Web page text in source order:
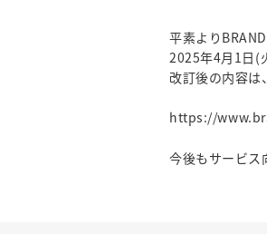
平素より
2025年4月1日(
改訂後の内容は
https://
今後もサービス